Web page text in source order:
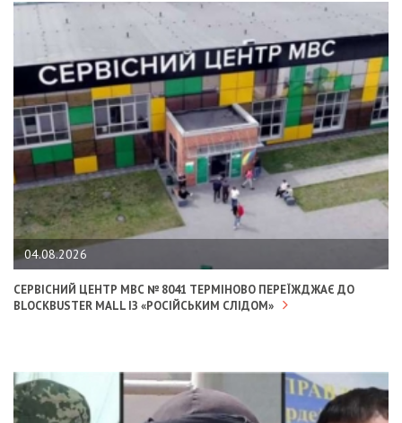
04.08.2026
СЕРВІСНИЙ ЦЕНТР МВС № 8041 ТЕРМІНОВО ПЕРЕЇЖДЖАЄ ДО
BLOCKBUSTER MALL ІЗ «РОСІЙСЬКИМ СЛІДОМ»